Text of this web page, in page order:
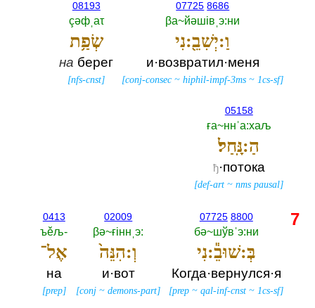
07725 8686
βа~йәшiвˌэ:ни
וַ:יְשִׁבֵ֖:נִי
и·возвратил·меня
[conj-consec ~hiphil-impf-3ms ~1cs-sf]
08193
çәфˌаτ
שְׂפַ֥ת
на берег
[nfs-cnst]
05158
ға~ннˈа:хаљ
הַ:נָּֽחַל׃
ђ·потока
[def-art ~nms pausal]
07725 8800
бә~шўвˈэ:ни
בְּ:שׁוּבֵ֕:נִי
Когда·вернулся·я
[prep ~qal-inf-cnst ~1cs-sf]
02009
βә~ғiннˌэ:‎
וְ:הִנֵּה֙
и·вот
[conj ~demons-part]
0413
ъěљ-‎
אֶל־
на
[prep]
7